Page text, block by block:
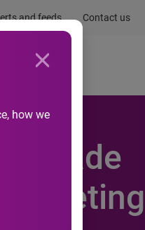
and feeds Contact us
how we